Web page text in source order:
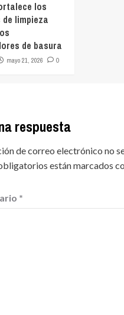
los
limpieza
de basura
mayo 21, 2026 0
respuesta
de correo electrónico no
están marcados
*